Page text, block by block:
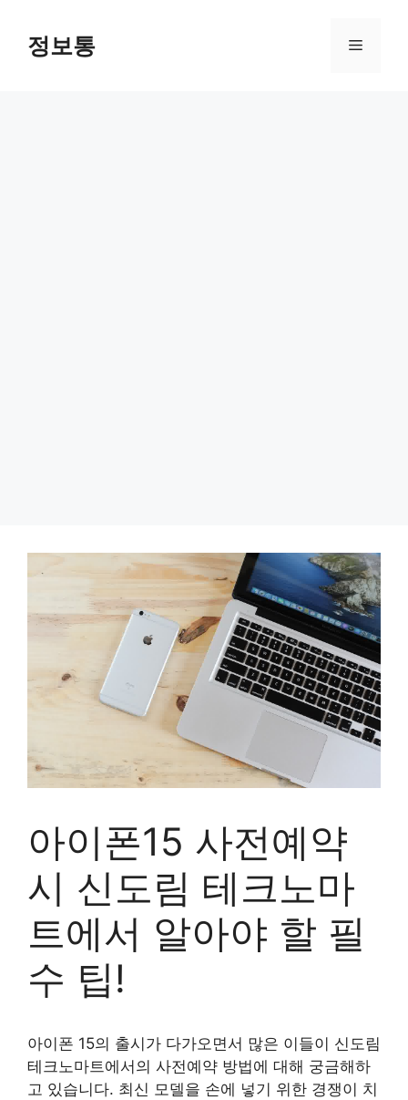
content정보통 Menu
아이폰15 사전예약
시 신도림 테크노마
트에서 알아야 할 필
수 팁!
아이폰 15의 출시가 다가오면서 많은 이들이 신도림
테크노마트에서의 사전예약 방법에 대해 궁금해하
고 있습니다. 최신 모델을 손에 넣기 위한 경쟁이 치